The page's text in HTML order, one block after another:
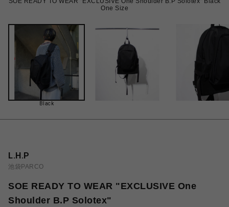
One Size
Black
L.H.P
池袋PARCO
SOE READY TO WEAR "EXCLUSIVE One
Shoulder B.P Solotex"